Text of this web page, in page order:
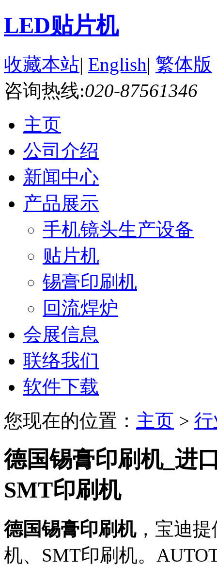
LED贴片机
收藏本站| English| 繁体版
咨询热线:020-87561346
主页
公司介绍
新闻中心
产品展示
手机镜头生产设备
贴片机
锡膏印刷机
回流焊炉
会展信息
联络我们
软件下载
您现在的位置： 主页 >
德国锡膏印刷机_进
SMT印刷机
德国锡膏印刷机，宝迪
机、SMT印刷机。